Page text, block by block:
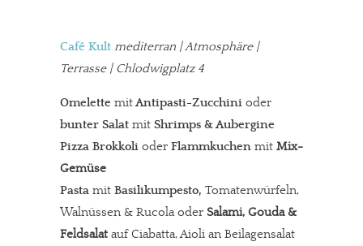
Café Kult mediterran | Atmosphäre |
Terrasse | Chlodwigplatz 4
Omelette mitAntipasti-Zucchini oder
bunter Salat mit Shrimps & Aubergine
Pizza Brokkoli oder Flammkuchen mit Mix-
Gemüse
Pasta mit Basilikumpesto, Tomatenwürfeln,
Walnüssen & Rucola oder Salami, Gouda &
Feldsalat auf Ciabatta, Aioli an Beilagensalat